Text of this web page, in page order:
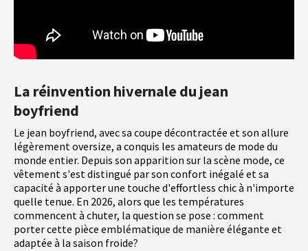
La réinvention hivernale du jean
boyfriend
Le jean boyfriend, avec sa coupe décontractée et son allure
légèrement oversize, a conquis les amateurs de mode du
monde entier. Depuis son apparition sur la scène mode, ce
vêtement s'est distingué par son confort inégalé et sa
capacité à apporter une touche d'effortless chic à n'importe
quelle tenue. En 2026, alors que les températures
commencent à chuter, la question se pose : comment
porter cette pièce emblématique de manière élégante et
adaptée à la saison froide?